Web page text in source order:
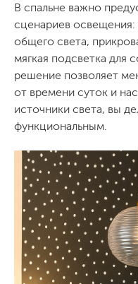
В спальне важно
сценариев освещения:
общего света,
мягкая подсветка для
решение позволяет
от времени суток и
источники света, вы
функциональным.